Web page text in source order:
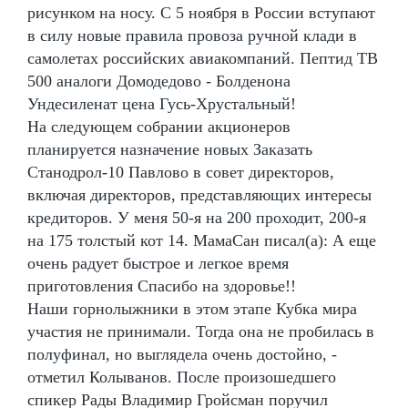
рисунком на носу. С 5 ноября в России вступают
в силу новые правила провоза ручной клади в
самолетах российских авиакомпаний. Пептид TB
500 аналоги Домодедово - Болденона
Ундесиленат цена Гусь-Хрустальный!
На следующем собрании акционеров
планируется назначение новых Заказать
Станодрол-10 Павлово в совет директоров,
включая директоров, представляющих интересы
кредиторов. У меня 50-я на 200 проходит, 200-я
на 175 толстый кот 14. МамаСан писал(а): А еще
очень радует быстрое и легкое время
приготовления Спасибо на здоровье!!
Наши горнолыжники в этом этапе Кубка мира
участия не принимали. Тогда она не пробилась в
полуфинал, но выглядела очень достойно, -
отметил Колыванов. После произошедшего
спикер Рады Владимир Гройсман поручил